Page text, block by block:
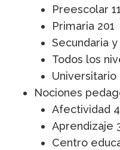
Preescolar 11
Primaria 201
Secundaria
Todos los
Universitario
Nociones
Afectividad
Aprendizaje
Centro